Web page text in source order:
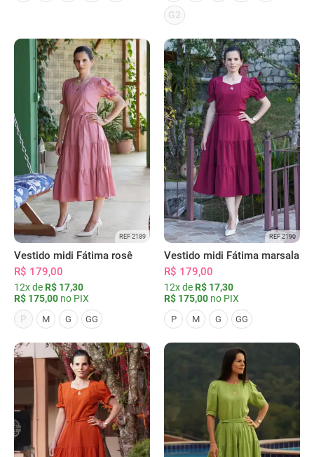
G2
REF 2189
Vestido midi Fátima rosê
R$ 179,00
12x de R$ 17,30
R$ 175,00 no PIX
P
M G GG
REF 2190
Vestido midi Fátima marsala
R$ 179,00
12x de R$ 17,30
R$ 175,00 no PIX
P M G GG